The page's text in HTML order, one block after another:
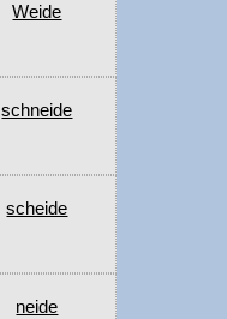
Weide
schneide
scheide
neide